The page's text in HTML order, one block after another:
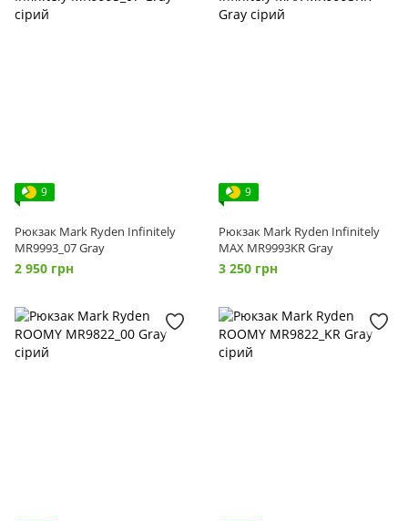
9
Рюкзак Mark Ryden Infinitely
MR9993_07 Gray
2 950 грн
9
Рюкзак Mark Ryden Infinitely
MAX MR9993KR Gray
3 250 грн